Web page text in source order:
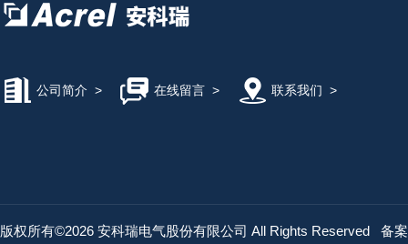
公司简介 > 在线留言> 联系我们 >
版权所有©2026 安科瑞电气股份有限公司 All Rights Reserved 备